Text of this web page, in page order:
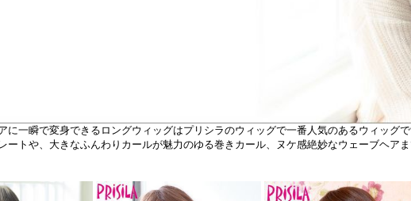
に一瞬で変身できるロングウィッグはプリシラのウィッグで一番人気のあるウィッグ
ートや、大きなふんわりカールが魅力のゆる巻きカール、ヌケ感絶妙なウェーブヘア